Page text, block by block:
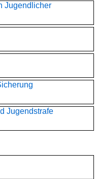
Jugendlicher
Jugendstrafe